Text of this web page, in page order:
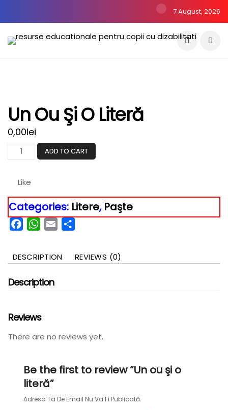
7 August, 2026
Un Ou Şi O Literă
0,00lei
ADD TO CART
Like
Categories: Litere, Paşte
FacebookWhatsApp
Email
DESCRIPTION REVIEWS (0)
Description
Reviews
There are no reviews yet.
Be the first to review “Un ou şi o
literă”
Adresa Ta De Email Nu Va Fi Publicată.